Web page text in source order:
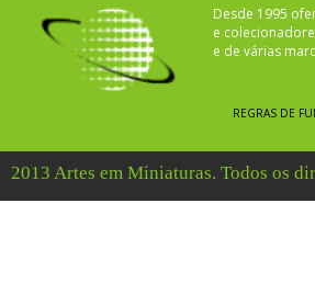
Desde 1995
e
e de várias
REGRAS DE
2013 Artes em Miniaturas. Todos os